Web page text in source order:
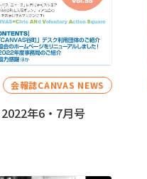
会報誌CANVAS NEWS
2022年6・7月号